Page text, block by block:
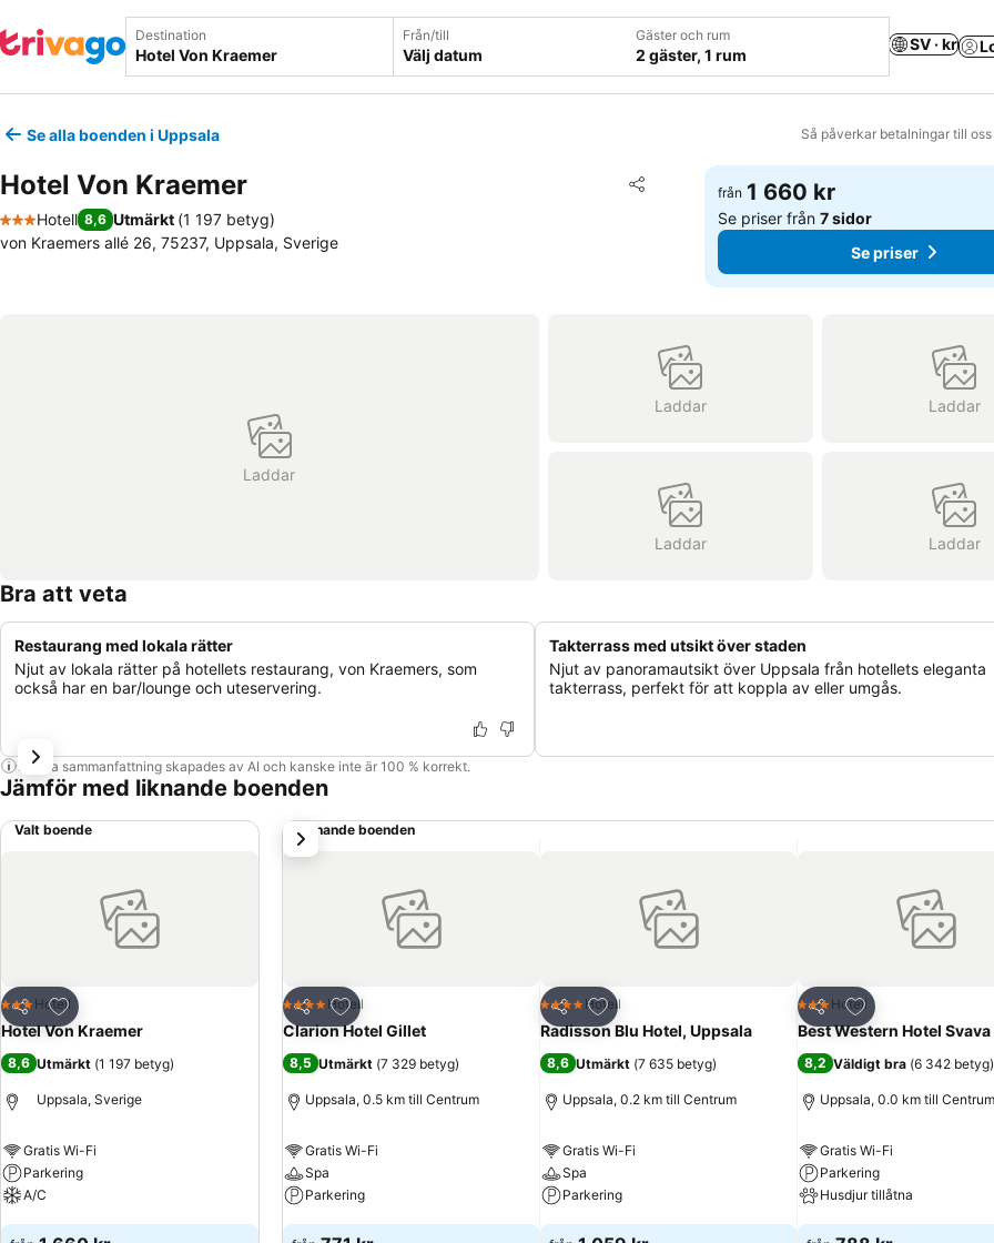
Destination Från/till
Välj datum
Gäster och rum
2 gäster, 1 rum
SV · kr
Se alla boenden i Uppsala Så påverkar betalningar till
Hotel Von Kraemer Dela
Lägg till i Mina Favoriter
3 Stjärnor
Hotell 8,6 Utmärkt (1 197 betyg)
von Kraemers allé 26, 75237, Uppsala, Sverige
från 1 660 kr
Se priser från7 sidor
Se priser
Laddar
Laddar Laddar
Laddar Laddar
Bra att veta
Restaurang med lokala rätter
Njut av lokala rätter på hotellets restaurang, von Kraemers, som
också har en bar/lounge och uteservering.
Takterrass med utsikt över staden
Njut av panoramautsikt över Uppsala från hotellets eleganta
takterrass, perfekt för att koppla av eller umgås.
Denna sammanfattning skapades av AI och kanske inte är 100 % korrekt.
Jämför med liknande boenden
Valt boende
Dela
Lägg till i Mina Favoriter
3 Stjärnor
Hotell
Hotel Von Kraemer
8,6 Utmärkt (1 197 betyg)
Uppsala, Sverige
Gratis Wi-Fi
Parkering
A/C
Se priser
Liknande boenden
Dela
Lägg till i Mina Favoriter
4 StjärnorHotell
Clarion Hotel Gillet
8,5 Utmärkt (7 329 betyg)
Uppsala, 0.5 km till Centrum
Gratis Wi-Fi
Spa
Parkering
Se priser
Dela
Lägg till i Mina Favoriter
4 StjärnorHotell
Radisson Blu Hotel, Uppsala
8,6 Utmärkt (7 635 betyg)
Uppsala, 0.2 km till Centrum
Gratis Wi-Fi
Spa
Parkering
Se priser
Dela
Lägg till i Mina
3 Stjärnor
Hotell
Best Western Hotel Svava
8,2 Väldigt bra (6 342 betyg)
Uppsala, 0.0 km till Centrum
Gratis Wi-Fi
Parkering
Husdjur tillåtna
Se priser
nästa